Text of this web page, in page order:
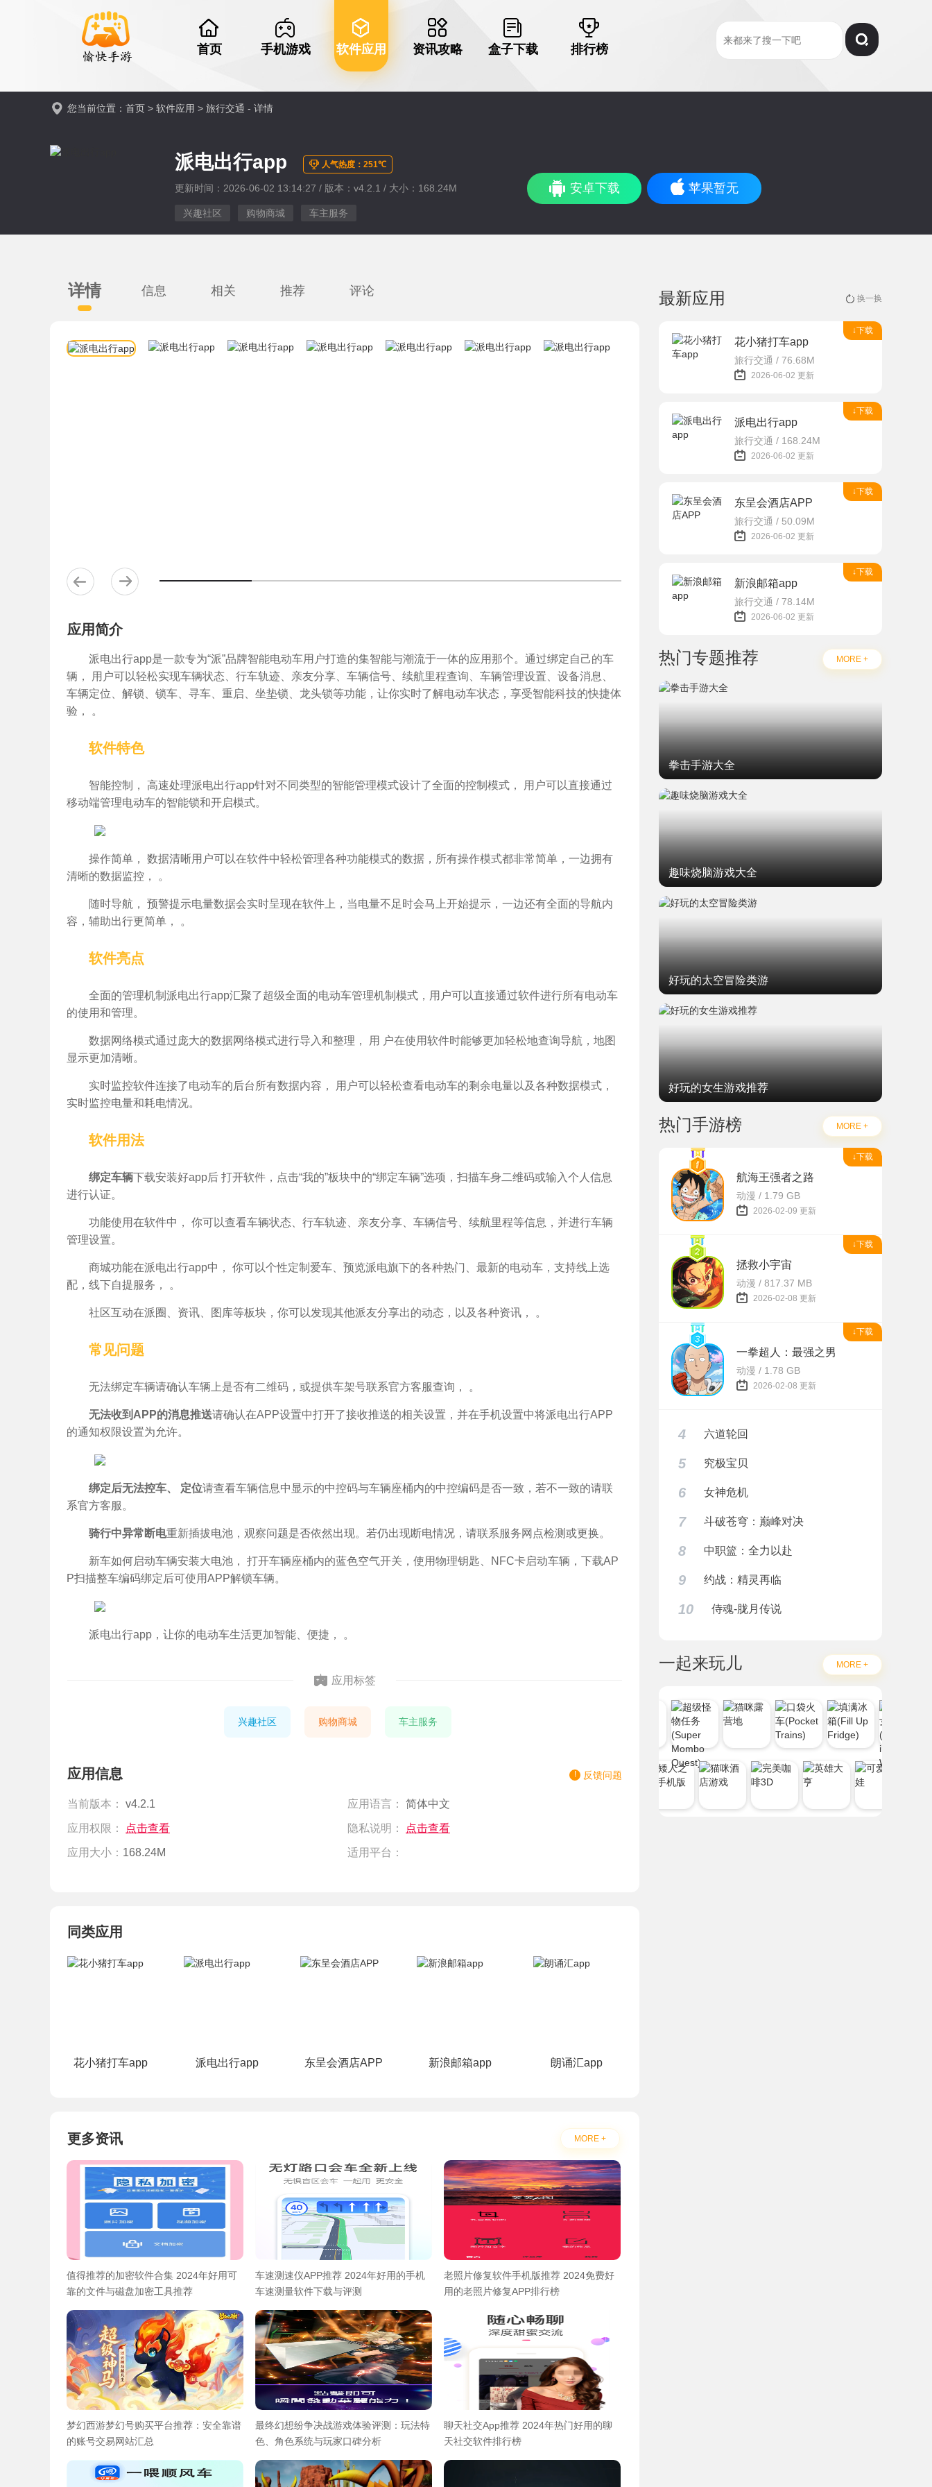
首页 手机游戏 软件应用 资讯攻略 盒子下载 排行榜
您当前位置： 首页 > 软件应用 > 旅行交通 - 详情
派电出行app 人气热度：251℃
更新时间：2026-06-02 13:14:27 / 版本：v4.2.1 / 大小：168.24M
兴趣社区 购物商城 车主服务
安卓下载 苹果暂无
详情 信息 相关 推荐 评论
应用简介
派电出行app是一款专为“派”品牌智能电动车用户打造的集智能与潮流于一体的应用那个。通过绑定自己的车
辆， 用户可以轻松实现车辆状态、行车轨迹、亲友分享、车辆信号、续航里程查询、车辆管理设置、设备消息、
车辆定位、解锁、锁车、寻车、重启、坐垫锁、龙头锁等功能，让你实时了解电动车状态，享受智能科技的快捷体
验， 。
软件特色
智能控制， 高速处理派电出行app针对不同类型的智能管理模式设计了全面的控制模式， 用户可以直接通过
移动端管理电动车的智能锁和开启模式。
操作简单， 数据清晰用户可以在软件中轻松管理各种功能模式的数据，所有操作模式都非常简单，一边拥有
清晰的数据监控， 。
随时导航， 预警提示电量数据会实时呈现在软件上，当电量不足时会马上开始提示，一边还有全面的导航内
容，辅助出行更简单， 。
软件亮点
全面的管理机制派电出行app汇聚了超级全面的电动车管理机制模式，用户可以直接通过软件进行所有电动车
的使用和管理。
数据网络模式通过庞大的数据网络模式进行导入和整理， 用 户在使用软件时能够更加轻松地查询导航，地图
显示更加清晰。
实时监控软件连接了电动车的后台所有数据内容， 用户可以轻松查看电动车的剩余电量以及各种数据模式，
实时监控电量和耗电情况。
软件用法
绑定车辆下载安装好app后 打开软件，点击“我的”板块中的“绑定车辆”选项，扫描车身二维码或输入个人信息
进行认证。
功能使用在软件中， 你可以查看车辆状态、行车轨迹、亲友分享、车辆信号、续航里程等信息，并进行车辆
管理设置。
商城功能在派电出行app中， 你可以个性定制爱车、预览派电旗下的各种热门、最新的电动车，支持线上选
配，线下自提服务， 。
社区互动在派圈、资讯、图库等板块，你可以发现其他派友分享出的动态，以及各种资讯， 。
常见问题
无法绑定车辆请确认车辆上是否有二维码，或提供车架号联系官方客服查询， 。
无法收到APP的消息推送请确认在APP设置中打开了接收推送的相关设置，并在手机设置中将派电出行APP
的通知权限设置为允许。
绑定后无法控车、 定位请查看车辆信息中显示的中控码与车辆座桶内的中控编码是否一致，若不一致的请联
系官方客服。
骑行中异常断电重新插拔电池，观察问题是否依然出现。若仍出现断电情况，请联系服务网点检测或更换。
新车如何启动车辆安装大电池， 打开车辆座桶内的蓝色空气开关，使用物理钥匙、NFC卡启动车辆，下载AP
P扫描整车编码绑定后可使用APP解锁车辆。
派电出行app，让你的电动车生活更加智能、便捷， 。
应用标签
兴趣社区 购物商城 车主服务
应用信息 反馈问题
当前版本： v4.2.1 应用语言： 简体中文
应用权限： 点击查看 隐私说明： 点击查看
应用大小： 168.24M 适用平台：
同类应用
花小猪打车app 派电出行app 东呈会酒店APP 新浪邮箱app 朗诵汇app
更多资讯 MORE +
值得推荐的加密软件合集 2024年好用可
靠的文件与磁盘加密工具推荐
车速测速仪APP推荐 2024年好用的手机
车速测量软件下载与评测
老照片修复软件手机版推荐 2024免费好
用的老照片修复APP排行榜
梦幻西游梦幻号购买平台推荐：安全靠谱
的账号交易网站汇总
最终幻想纷争决战游戏体验评测：玩法特
色、角色系统与玩家口碑分析
聊天社交App推荐 2024年热门好用的聊
天社交软件排行榜
最新应用 换一换
↓下载
花小猪打车app
旅行交通 / 76.68M
2026-06-02 更新
↓下载
派电出行app
旅行交通 / 168.24M
2026-06-02 更新
↓下载
东呈会酒店APP
旅行交通 / 50.09M
2026-06-02 更新
↓下载
新浪邮箱app
旅行交通 / 78.14M
2026-06-02 更新
热门专题推荐 MORE +
拳击手游大全
趣味烧脑游戏大全
好玩的太空冒险类游
好玩的女生游戏推荐
热门手游榜 MORE +
↓下载
航海王强者之路
动漫 / 1.79 GB
2026-02-09 更新
↓下载
拯救小宇宙
动漫 / 817.37 MB
2026-02-08 更新
↓下载
一拳超人：最强之男
动漫 / 1.78 GB
2026-02-08 更新
4 六道轮回
5 究极宝贝
6 女神危机
7 斗破苍穹：巅峰对决
8 中职篮：全力以赴
9 约战：精灵再临
10 侍魂-胧月传说
一起来玩儿 MORE +